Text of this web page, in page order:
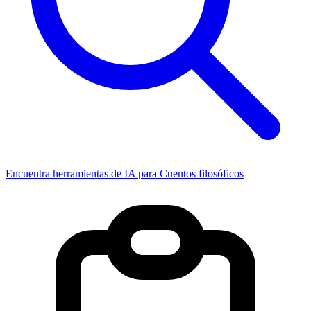
Encuentra herramientas de IA para Cuentos filosóficos